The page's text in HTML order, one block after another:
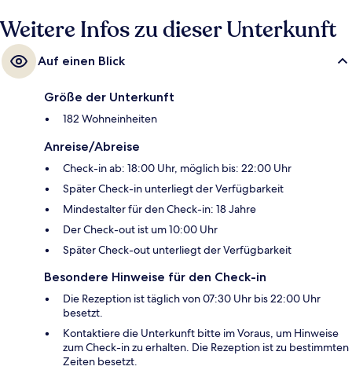
Weitere Infos zu dieser Unterkunft
Auf einen Blick
Größe der Unterkunft
182 Wohneinheiten
Anreise/Abreise
Check-in ab: 18:00 Uhr, möglich bis: 22:00 Uhr
Später Check-in unterliegt der Verfügbarkeit
Mindestalter für den Check-in: 18 Jahre
Der Check-out ist um 10:00 Uhr
Später Check-out unterliegt der Verfügbarkeit
Besondere Hinweise für den Check-in
Die Rezeption ist täglich von 07:30 Uhr bis 22:00 Uhr
besetzt.
Kontaktiere die Unterkunft bitte im Voraus, um Hinweise
zum Check-in zu erhalten. Die Rezeption ist zu bestimmten
Zeiten besetzt.